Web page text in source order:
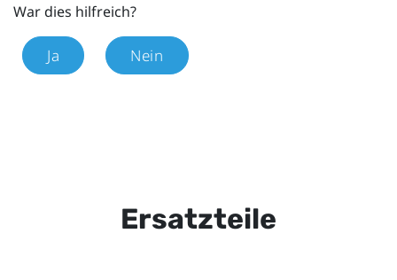
War dies hilfreich?
Ja Nein
Ersatzteile